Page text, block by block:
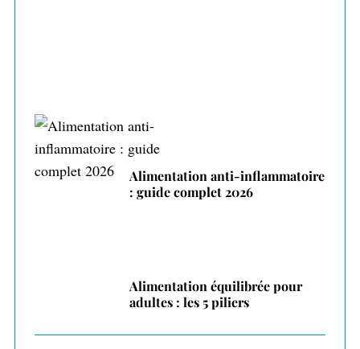
Alimentation anti-inflammatoire
: guide complet 2026
Alimentation équilibrée pour
adultes : les 5 piliers